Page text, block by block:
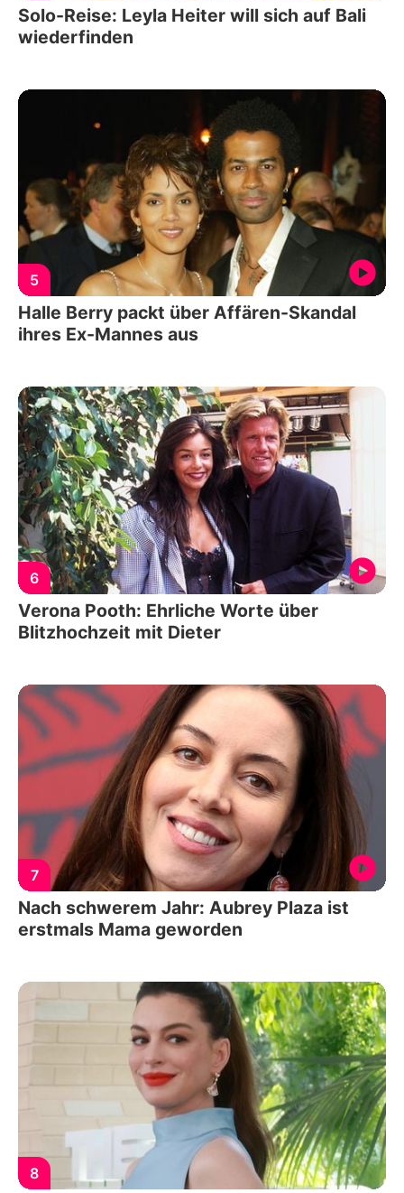
Solo-Reise: Leyla Heiter will sich auf Bali
wiederfinden
5
Halle Berry packt über Affären-Skandal
ihres Ex-Mannes aus
6
Verona Pooth: Ehrliche Worte über
Blitzhochzeit mit Dieter
7
Nach schwerem Jahr: Aubrey Plaza ist
erstmals Mama geworden
8